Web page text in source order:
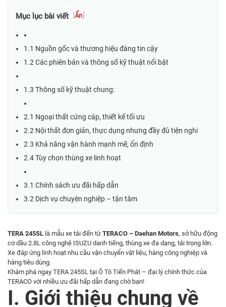
Mục lục bài viết Ẩn
1.1 Nguồn gốc và thương hiệu đáng tin cậy
1.2 Các phiên bản và thông số kỹ thuật nổi bật
1.3 Thông số kỹ thuật chung:
2.1 Ngoại thất cứng cáp, thiết kế tối ưu
2.2 Nội thất đơn giản, thực dụng nhưng đầy đủ tiện nghi
2.3 Khả năng vận hành mạnh mẽ, ổn định
2.4 Tùy chọn thùng xe linh hoạt
3.1 Chính sách ưu đãi hấp dẫn
3.2 Dịch vụ chuyên nghiệp – tận tâm
TERA 245SL là mẫu xe tải đến từ TERACO – Daehan Motors, sở hữu động
cơ dầu 2.8L công nghệ ISUZU danh tiếng, thùng xe đa dạng, tải trọng lớn.
Xe đáp ứng linh hoạt nhu cầu vận chuyển vật liệu, hàng công nghiệp và
hàng tiêu dùng.
Khám phá ngay TERA 245SL tại Ô Tô Tiến Phát – đại lý chính thức của
TERACO với nhiều ưu đãi hấp dẫn đang chờ bạn!
I. Giới thiệu chung về